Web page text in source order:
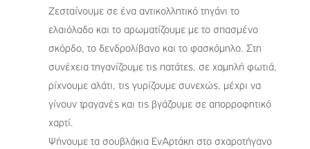
Ζεσταίνουμε σε ένα αντικολλητικό τηγάνι το
ελαιόλαδο και το αρωματίζουμε με το σπασμένο
σκόρδο, το δενδρολίβανο και το φασκόμηλο. Στη
συνέχεια τηγανίζουμε τις πατάτες, σε χαμηλή φωτιά,
ρίχνουμε αλάτι, τις γυρίζουμε συνεχώς, μέχρι να
γίνουν τραγανές και τις βγάζουμε σε απορροφητικό
χαρτί.
Ψήνουμε τα σουβλάκια ΕνΑρτάκη στο σχαροτήγανο